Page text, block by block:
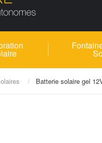
Batterie solaire gel